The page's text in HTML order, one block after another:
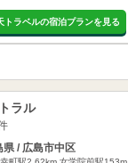
トラベルの宿泊プランを見る
ラル
県 / 広島市中区